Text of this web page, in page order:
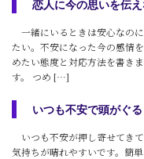
恋人に今の思いを伝
一緒にいるときは安心なの
たい。不安になった今の感情
めたい態度と対応方法を書き
す。 つめ […]
いつも不安で頭がぐ
いつも不安が押し寄せてき
気持ちが晴れやすいです。簡